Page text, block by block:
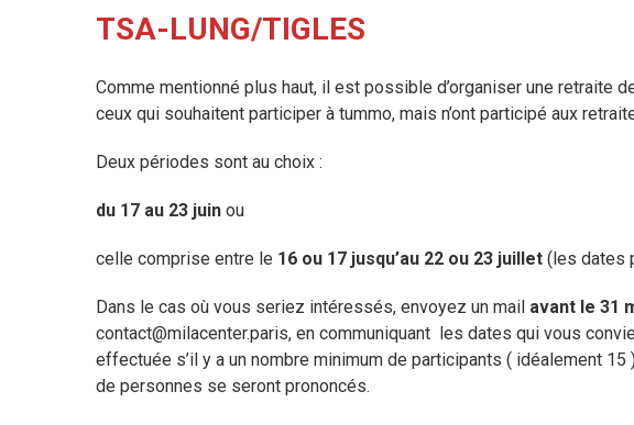
TSA-LUNG/TIGLES
Comme mentionné plus haut, il est possible d’organiser une retraite
ceux qui souhaitent participer à tummo, mais n’ont participé aux
Deux périodes sont au choix :
du 17 au 23 juin ou
celle comprise entre le 16 ou 17 jusqu’au 22 ou 23 juillet (les dates
Dans le cas où vous seriez intéressés, envoyez un mail avant le 31
contact@milacenter.paris, en communiquant les dates qui vous
effectuée s’il y a un nombre minimum de participants ( idéalement
de personnes se seront prononcés.